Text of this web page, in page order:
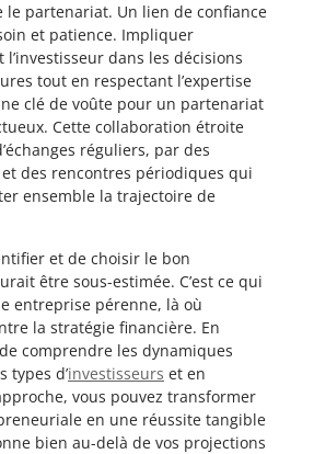
le partenariat. Un lien de confiance
et patience. Impliquer
dans les décisions
tout en respectant l’expertise
clé de voûte pour un partenariat
Cette collaboration étroite
réguliers, par des
des rencontres périodiques qui
ensemble la trajectoire de
et de choisir le bon
être sous-estimée. C’est ce qui
entreprise pérenne, là où
la stratégie financière. En
comprendre les dynamiques
types d’investisseurs et en
vous pouvez transformer
en une réussite tangible
bien au-delà de vos projections